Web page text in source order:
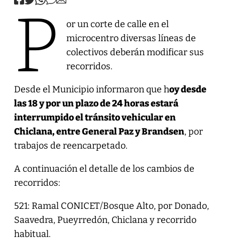
P
or un corte de calle en el
microcentro diversas líneas de
colectivos deberán modificar sus
recorridos.
Desde el Municipio informaron que hoy desde
las 18 y por un plazo de 24 horas estará
interrumpido el tránsito vehicular en
Chiclana, entre General Paz y Brandsen, por
trabajos de reencarpetado.
A continuación el detalle de los cambios de
recorridos:
521: Ramal CONICET/Bosque Alto, por Donado,
Saavedra, Pueyrredón, Chiclana y recorrido
habitual.